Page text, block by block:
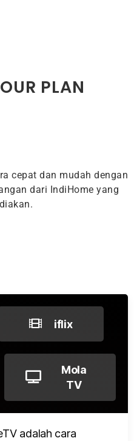
PLAN
cepat dan mudah dengan
dari IndiHome yang
iflix
Mola
TV
adalah cara